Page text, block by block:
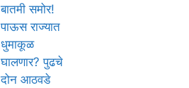
बातमी समोर!
पाऊस राज्यात
धुमाकूळ
घालणार? पुढचे
दोन आठवडे